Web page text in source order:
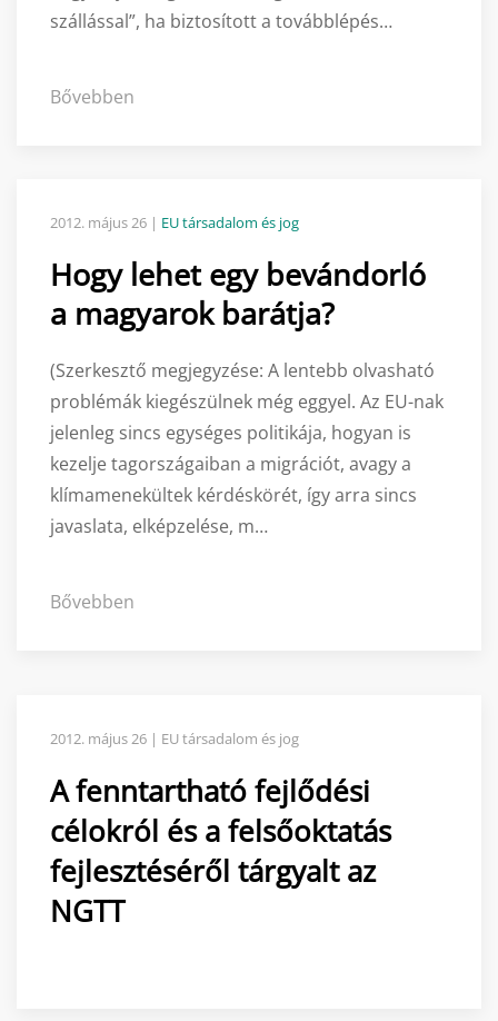
szállással”, ha biztosított a továbblépés…
Bővebben
2012. május 26 | EU társadalom és jog
Hogy lehet egy bevándorló
a magyarok barátja?
(Szerkesztő megjegyzése: A lentebb olvasható
problémák kiegészülnek még eggyel. Az EU-nak
jelenleg sincs egységes politikája, hogyan is
kezelje tagországaiban a migrációt, avagy a
klímamenekültek kérdéskörét, így arra sincs
javaslata, elképzelése, m…
Bővebben
2012. május 26 | EU társadalom és jog
A fenntartható fejlődési
célokról és a felsőoktatás
fejlesztéséről tárgyalt az
NGTT